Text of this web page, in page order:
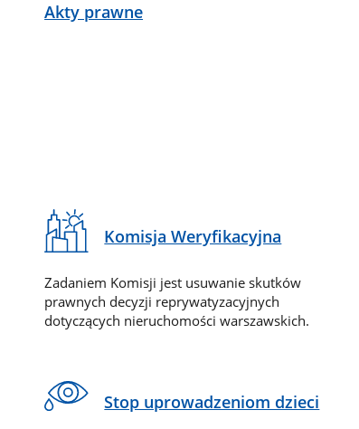
Akty prawne
Komisja Weryfikacyjna
Zadaniem Komisji jest usuwanie skutków
prawnych decyzji reprywatyzacyjnych
dotyczących nieruchomości warszawskich.
Stop uprowadzeniom dzieci